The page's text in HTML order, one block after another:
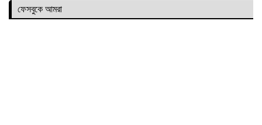
ফেসবুকে আমরা